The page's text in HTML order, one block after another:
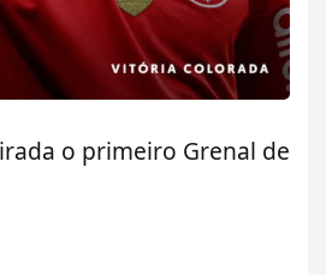
o primeiro Grenal de